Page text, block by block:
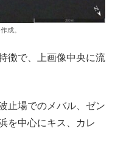
成。
徴で、上画像中央に流
止場でのメバル、ゼン
を中心にキス、カレ